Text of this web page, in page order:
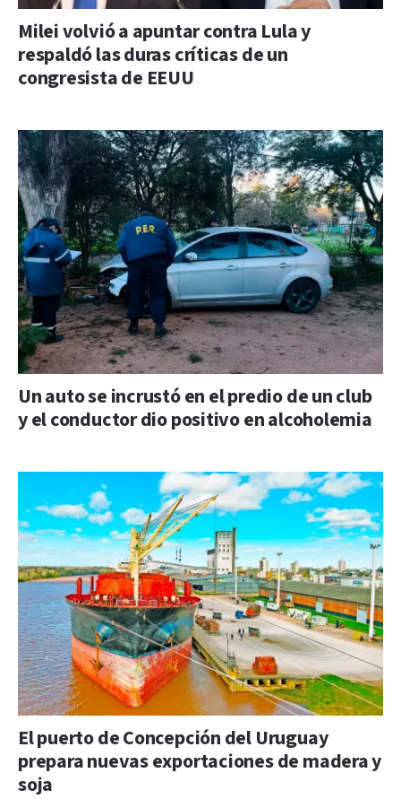
Milei volvió a apuntar contra Lula y
respaldó las duras críticas de un
congresista de EEUU
Un auto se incrustó en el predio de un club
y el conductor dio positivo en alcoholemia
El puerto de Concepción del Uruguay
prepara nuevas exportaciones de madera y
soja